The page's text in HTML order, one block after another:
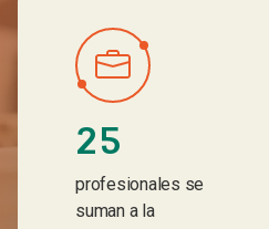
25
profesionales se
suman a la